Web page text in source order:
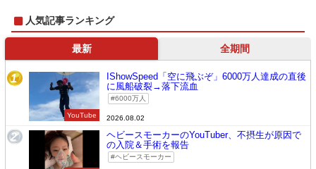
人気記事ランキング
最新 全期間
1
YouTube
IShowSpeed「空に飛ぶぞ」6000万人達成の直後
に風船破裂→落下流血
6000万人
2026.08.02
2
ヘビースモーカーのYouTuber、不摂生が原因で
の入院＆手術を報告
ヘビースモーカー